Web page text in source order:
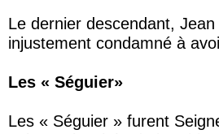
Le dernier descendant,
injustement condamné à
Les « Séguier»
Les « Séguier » furent